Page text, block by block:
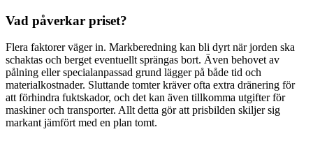
Vad påverkar priset?
Flera faktorer väger in. Markberedning kan bli dyrt när jorden ska
schaktas och berget eventuellt sprängas bort. Även behovet av
pålning eller specialanpassad grund lägger på både tid och
materialkostnader. Sluttande tomter kräver ofta extra dränering för
att förhindra fuktskador, och det kan även tillkomma utgifter för
maskiner och transporter. Allt detta gör att prisbilden skiljer sig
markant jämfört med en plan tomt.